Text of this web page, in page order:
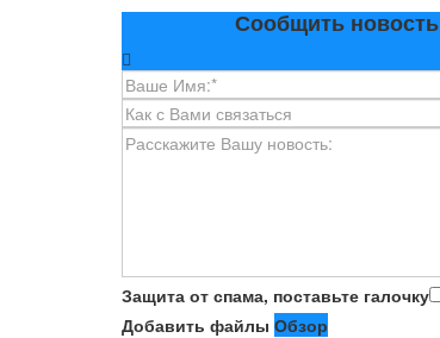
Сообщить новость
Защита от спама, поставьте галочку
Добавить файлы Обзор